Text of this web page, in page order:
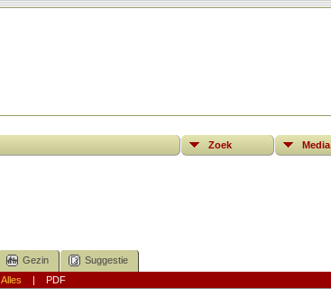
Zoek Media
Gezin
Suggestie
Alles | PDF